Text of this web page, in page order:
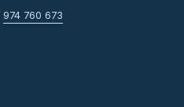
974 760 673